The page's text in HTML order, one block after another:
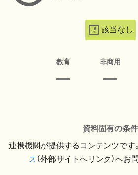
該当なし
教育 非商用
資料固有の条件
連携機関が提供するコンテンツです。
ス （外部サイトへリンク）へお